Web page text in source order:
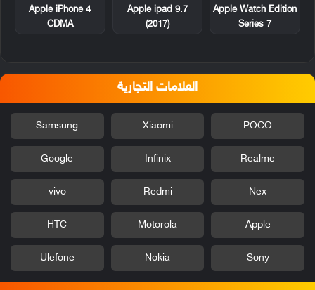
Apple Watch Edition
Series 7
Apple ipad 9.7
(2017)
Apple iPhone 4
CDMA
العلامات التجارية
POCO
Xiaomi
Samsung
Realme
Infinix
Google
Nex
Redmi
vivo
Apple
Motorola
HTC
Sony
Nokia
Ulefone